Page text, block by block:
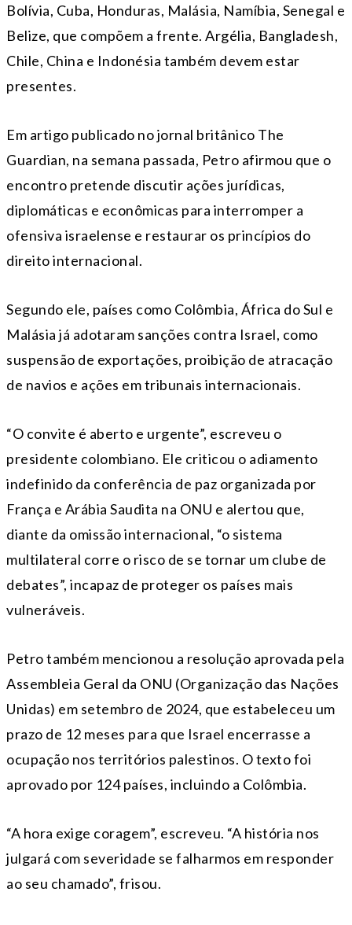
Bolívia, Cuba, Honduras, Malásia, Namíbia, Senegal e
Belize, que compõem a frente. Argélia, Bangladesh,
Chile, China e Indonésia também devem estar
presentes.
Em artigo publicado no jornal britânico The
Guardian, na semana passada, Petro afirmou que o
encontro pretende discutir ações jurídicas,
diplomáticas e econômicas para interromper a
ofensiva israelense e restaurar os princípios do
direito internacional.
Segundo ele, países como Colômbia, África do Sul e
Malásia já adotaram sanções contra Israel, como
suspensão de exportações, proibição de atracação
de navios e ações em tribunais internacionais.
“O convite é aberto e urgente”, escreveu o
presidente colombiano. Ele criticou o adiamento
indefinido da conferência de paz organizada por
França e Arábia Saudita na ONU e alertou que,
diante da omissão internacional, “o sistema
multilateral corre o risco de se tornar um clube de
debates”, incapaz de proteger os países mais
vulneráveis.
Petro também mencionou a resolução aprovada pela
Assembleia Geral da ONU (Organização das Nações
Unidas) em setembro de 2024, que estabeleceu um
prazo de 12 meses para que Israel encerrasse a
ocupação nos territórios palestinos. O texto foi
aprovado por 124 países, incluindo a Colômbia.
“A hora exige coragem”, escreveu. “A história nos
julgará com severidade se falharmos em responder
ao seu chamado”, frisou.